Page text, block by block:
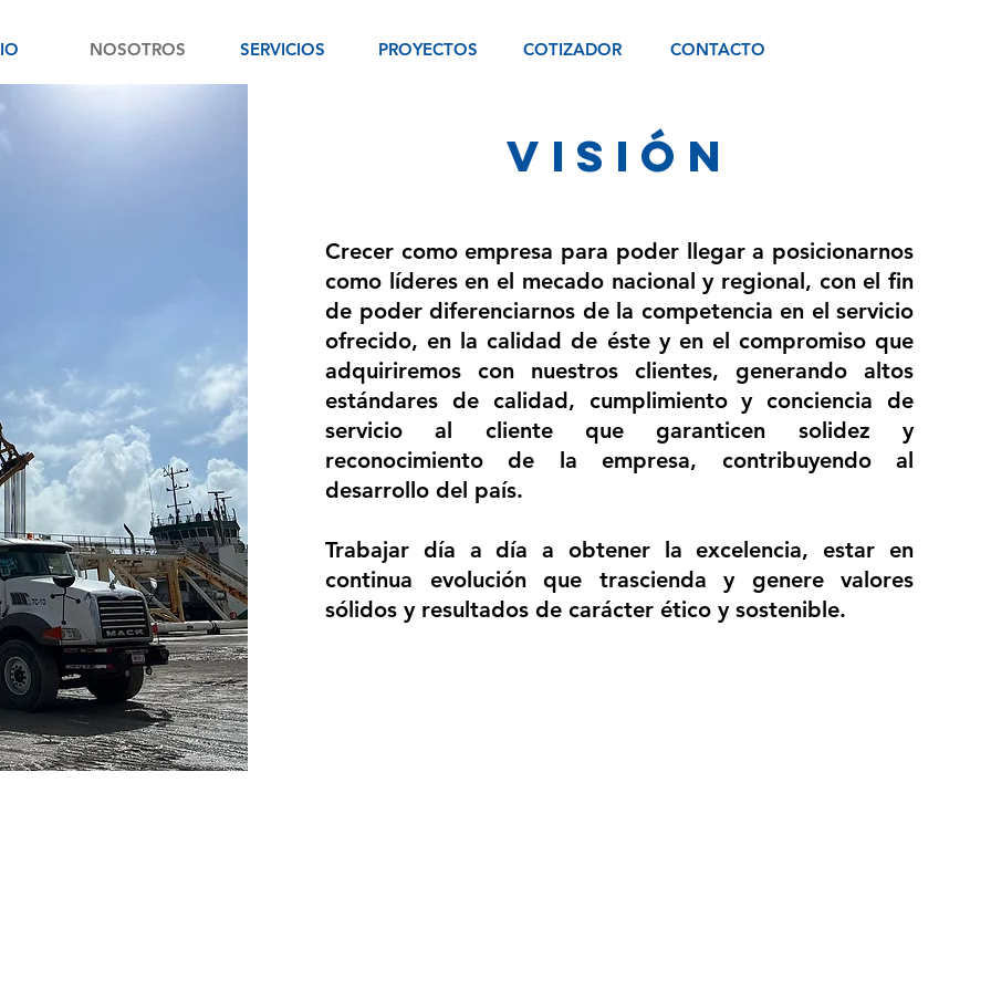
NOSOTROS SERVICIOS PROYECTOS COTIZADOR CONTACTO
VISIÓN
Crecer como empresa para poder llegar a posicionarnos
como líderes en el mecado nacional y regional, con el fin
de poder diferenciarnos de la competencia en el servicio
ofrecido, en la calidad de éste y en el compromiso que
adquiriremos con nuestros clientes, generando altos
estándares de calidad, cumplimiento y conciencia de
servicio al cliente que garanticen solidez y
reconocimiento de la empresa, contribuyendo al
desarrollo del país.
Trabajar día a día a obtener la excelencia, estar en
continua evolución que trascienda y genere valores
sólidos y resultados de carácter ético y sostenible.